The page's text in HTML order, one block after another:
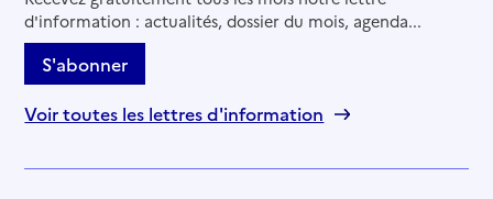
d'information : actualités, dossier du mois, agenda...
S'abonner
Voir toutes les lettres d'information